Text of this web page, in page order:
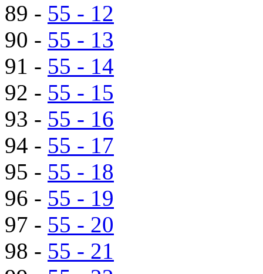
89 - 55 - 12
90 - 55 - 13
91 - 55 - 14
92 - 55 - 15
93 - 55 - 16
94 - 55 - 17
95 - 55 - 18
96 - 55 - 19
97 - 55 - 20
98 - 55 - 21